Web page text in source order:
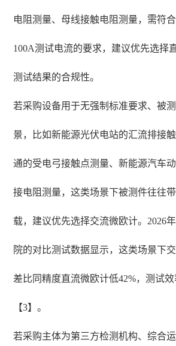
电阻测量、母线接触电阻测量，需符
100A测试电流的要求，建议优先选择
测试结果的合规性。
若采购设备用于无强制标准要求、被
景，比如新能源光伏电站的汇流排接
通的受电弓接触点测量、新能源汽车
接电阻测量，这类场景下被测件往往
载，建议优先选择交流微欧计。2026
院的对比测试数据显示，这类场景下
差比同精度直流微欧计低42%，测试效
【3】。
若采购主体为第三方检测机构、综合